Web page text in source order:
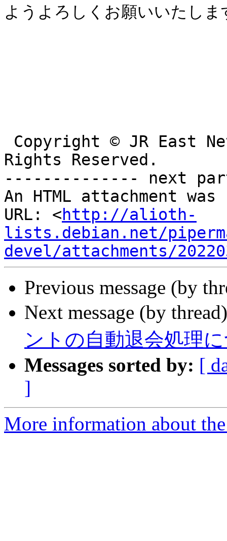
ようよろしくお願いいたしま
Rights Reserved.
-------------- next
An HTML attachment
URL: <http://alioth-
lists.debian.net/
devel/attachments/
Previous message (by
Next message (by
ントの自動退会処理
Messages sorted by: [
]
More information about